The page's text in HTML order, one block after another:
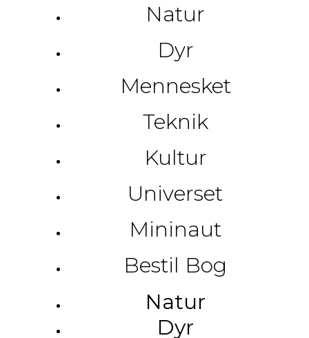
Natur
Dyr
Mennesket
Teknik
Kultur
Universet
Mininaut
Bestil Bog
Natur
Dyr